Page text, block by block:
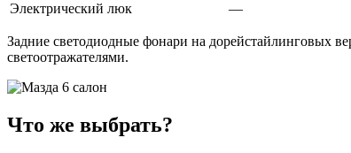
Электрический люк
—
Задние светодиодные фонари на дорейстайлинговых
светоотражателями.
Что же выбрать?